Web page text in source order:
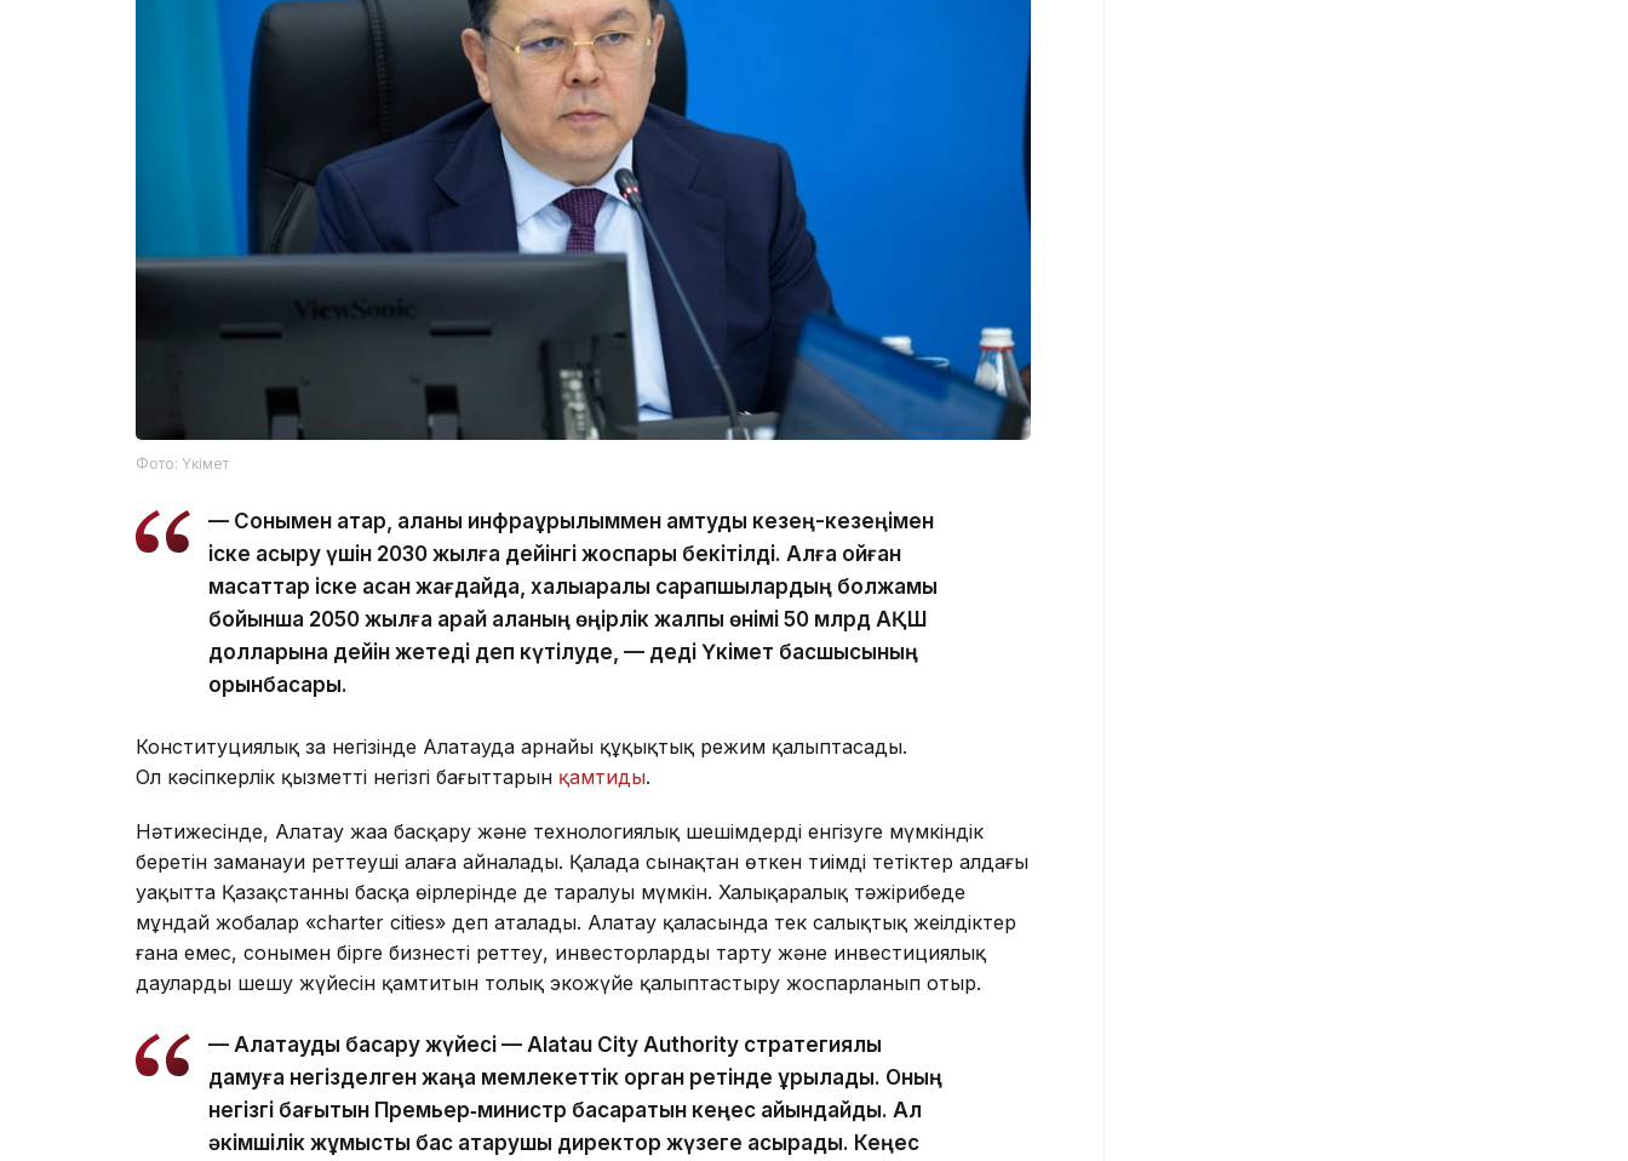
Фото: Үкімет
— Сонымен қатар, қаланы инфрақұрылыммен қамтуды кезең-кезеңімен
іске асыру үшін 2030 жылға дейінгі жоспары бекітілді. Алға қойған
мақсаттар іске асқан жағдайда, халықаралық сарапшылардың болжамы
бойынша 2050 жылға қарай қаланың өңірлік жалпы өнімі 50 млрд АҚШ
долларына дейін жетеді деп күтілуде, — деді Үкімет басшысының
орынбасары.
Конституциялық заң негізінде Алатауда арнайы құқықтық режим қалыптасады.
Ол кәсіпкерлік қызметтің негізгі бағыттарын қамтиды.
Нәтижесінде, Алатау жаңа басқару және технологиялық шешімдерді енгізуге мүмкіндік
беретін заманауи реттеуші алаңға айналады. Қалада сынақтан өткен тиімді тетіктер алдағы
уақытта Қазақстанның басқа өңірлерінде де таралуы мүмкін. Халықаралық тәжірибеде
мұндай жобалар «charter cities» деп аталады. Алатау қаласында тек салықтық жеңілдіктер
ғана емес, сонымен бірге бизнесті реттеу, инвесторларды тарту және инвестициялық
дауларды шешу жүйесін қамтитын толық экожүйе қалыптастыру жоспарланып отыр.
— Алатауды басқару жүйесі — Alatau City Authority стратегиялық
дамуға негізделген жаңа мемлекеттік орган ретінде құрылады. Оның
негізгі бағытын Премьер‑министр басқаратын кеңес айқындайды. Ал
әкімшілік жұмысты бас атқарушы директор жүзеге асырады. Кеңес